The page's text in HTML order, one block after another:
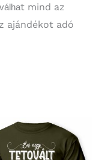
t mind az
ajándékot adó